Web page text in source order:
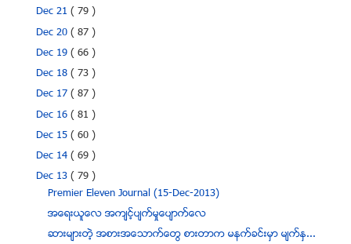
Dec 21( 79 )
Dec 20( 87 )
Dec 19( 66 )
Dec 18( 73 )
Dec 17( 87 )
Dec 16( 81 )
Dec 15( 60 )
Dec 14( 69 )
Dec 13( 79 )
Premier Eleven Journal (15-Dec-2013)
အေရးယူေလ အက်င့္ပ်က္မႈေပ်ာက္ေလ
ဆားမ်ားတဲ့ အစားအေသာက္ေတြ စားတာက မနက္ခင္းမွာ မ်က္နွ...